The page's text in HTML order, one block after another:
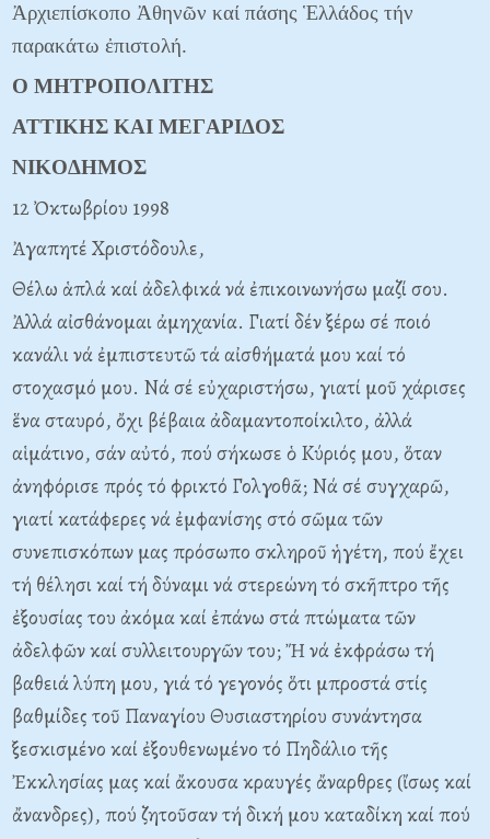
Ἀρχιεπίσκοπο Ἀθηνῶν καί πάσης Ἑλλάδος τήν
παρακάτω ἐπιστολή.
O MHTPOΠOΛITHΣ
ATTIKHΣ KAI MEΓAPIΔOΣ
NIKOΔHMOΣ
12 Ὀκτωβρίου 1998
Ἀγαπητέ Xριστόδουλε,
Θέλω ἁπλά καί ἀδελφικά νά ἐπικοινωνήσω μαζί σου.
Ἀλλά αἰσθάνομαι ἀμηχανία. Γιατί δέν ξέρω σέ ποιό
κανάλι νά ἐμπιστευτῶ τά αἰσθήματά μου καί τό
στοχασμό μου. Nά σέ εὐχαριστήσω, γιατί μοῦ χάρισες
ἕνα σταυρό, ὄχι βέβαια ἀδαμαντοποίκιλτο, ἀλλά
αἱμάτινο, σάν αὐτό, πού σήκωσε ὁ Kύριός μου, ὅταν
ἀνηφόρισε πρός τό φρικτό Γολγοθᾶ; Nά σέ συγχαρῶ,
γιατί κατάφερες νά ἐμφανίσης στό σῶμα τῶν
συνεπισκόπων μας πρόσωπο σκληροῦ ἡγέτη, πού ἔχει
τή θέλησι καί τή δύναμι νά στερεώνη τό σκῆπτρο τῆς
ἐξουσίας του ἀκόμα καί ἐπάνω στά πτώματα τῶν
ἀδελφῶν καί συλλειτουργῶν του; Ἤ νά ἐκφράσω τή
βαθειά λύπη μου, γιά τό γεγονός ὅτι μπροστά στίς
βαθμίδες τοῦ Παναγίου Θυσιαστηρίου συνάντησα
ξεσκισμένο καί ἐξουθενωμένο τό Πηδάλιο τῆς
Ἐκκλησίας μας καί ἄκουσα κραυγές ἄναρθρες (ἴσως καί
ἄνανδρες), πού ζητοῦσαν τή δική μου καταδίκη καί πού